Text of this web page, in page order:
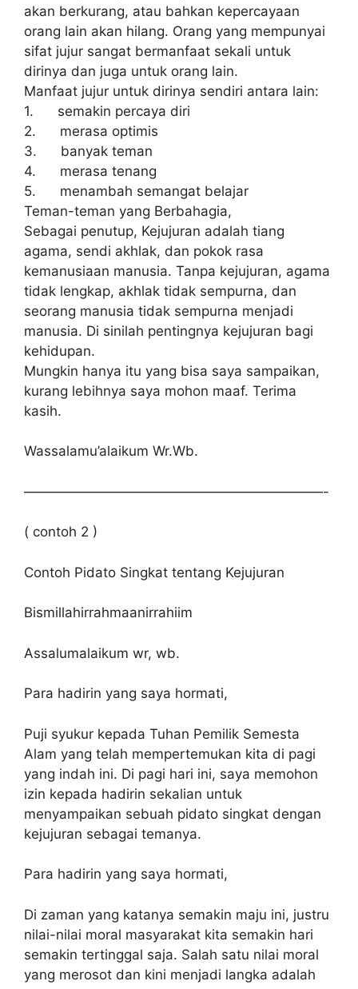
akan berkurang, atau bahkan kepercayaan
orang lain akan hilang. Orang yang mempunyai
sifat jujur sangat bermanfaat sekali untuk
dirinya dan juga untuk orang lain.
Manfaat jujur untuk dirinya sendiri antara lain:
1. semakin percaya diri
2. merasa optimis
3. banyak teman
4. merasa tenang
5. menambah semangat belajar
Teman-teman yang Berbahagia,
Sebagai penutup, Kejujuran adalah tiang
agama, sendi akhlak, dan pokok rasa
kemanusiaan manusia. Tanpa kejujuran, agama
tidak lengkap, akhlak tidak sempurna, dan
seorang manusia tidak sempurna menjadi
manusia. Di sinilah pentingnya kejujuran bagi
kehidupan.
Mungkin hanya itu yang bisa saya sampaikan,
kurang lebihnya saya mohon maaf. Terima
kasih.
Wassalamu’alaikum Wr.Wb.
——————————————————————-
( contoh 2 )
Contoh Pidato Singkat tentang Kejujuran
Bismillahirrahmaanirrahiim
Assalumalaikum wr, wb.
Para hadirin yang saya hormati,
Puji syukur kepada Tuhan Pemilik Semesta
Alam yang telah mempertemukan kita di pagi
yang indah ini. Di pagi hari ini, saya memohon
izin kepada hadirin sekalian untuk
menyampaikan sebuah pidato singkat dengan
kejujuran sebagai temanya.
Para hadirin yang saya hormati,
Di zaman yang katanya semakin maju ini, justru
nilai-nilai moral masyarakat kita semakin hari
semakin tertinggal saja. Salah satu nilai moral
yang merosot dan kini menjadi langka adalah